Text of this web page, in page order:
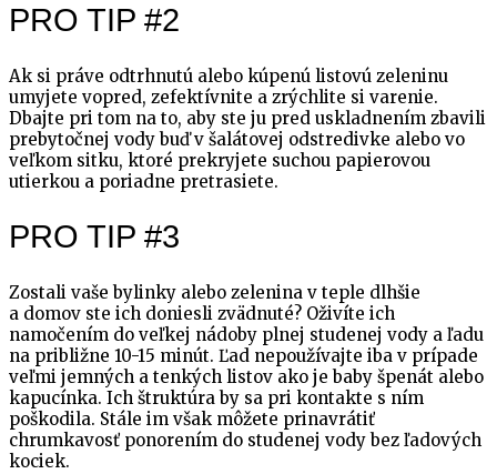
PRO TIP #2
Ak si práve odtrhnutú alebo kúpenú listovú zeleninu
umyjete vopred, zefektívnite a zrýchlite si varenie.
Dbajte pri tom na to, aby ste ju pred uskladnením zbavili
prebytočnej vody buď v šalátovej odstredivke alebo vo
veľkom sitku, ktoré prekryjete suchou papierovou
utierkou a poriadne pretrasiete.
PRO TIP #3
Zostali vaše bylinky alebo zelenina v teple dlhšie
a domov ste ich doniesli zvädnuté? Oživíte ich
namočením do veľkej nádoby plnej studenej vody a ľadu
na približne 10-15 minút. Ľad nepoužívajte iba v prípade
veľmi jemných a tenkých listov ako je baby špenát alebo
kapucínka. Ich štruktúra by sa pri kontakte s ním
poškodila. Stále im však môžete prinavrátiť
chrumkavosť ponorením do studenej vody bez ľadových
kociek.